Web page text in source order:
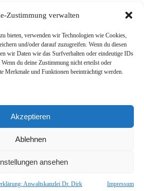
Zustimmung verwalten
bieten, verwenden wir Technologien wie Cookies,
und/oder darauf zuzugreifen. Wenn du diesen
wir Daten wie das Surfverhalten oder eindeutige IDs
du deine Zustimmung nicht erteilst oder
Merkmale und Funktionen beeinträchtigt werden.
Akzeptieren
Ablehnen
ansehen
Anwaltskanzlei Dr. Dirk Impressum
Suche
(EU)